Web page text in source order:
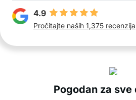
4.9
Pročitajte naših 1,375 recenzija
Pogodan za sve